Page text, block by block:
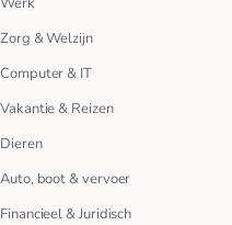
Zorg & Welzijn
Computer & IT
Vakantie & Reizen
Dieren
Auto, boot & vervoer
Financieel & Juridisch